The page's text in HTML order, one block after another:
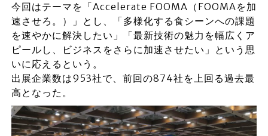
今回はテーマを「Accelerate FOOMA（FOOMAを加
速させろ。）」とし、「多様化する食シーンへの課題
を速やかに解決したい」「最新技術の魅力を幅広くア
ピールし、ビジネスをさらに加速させたい」という思
いに応えるという。
出展企業数は953社で、前回の874社を上回る過去最
高となった。